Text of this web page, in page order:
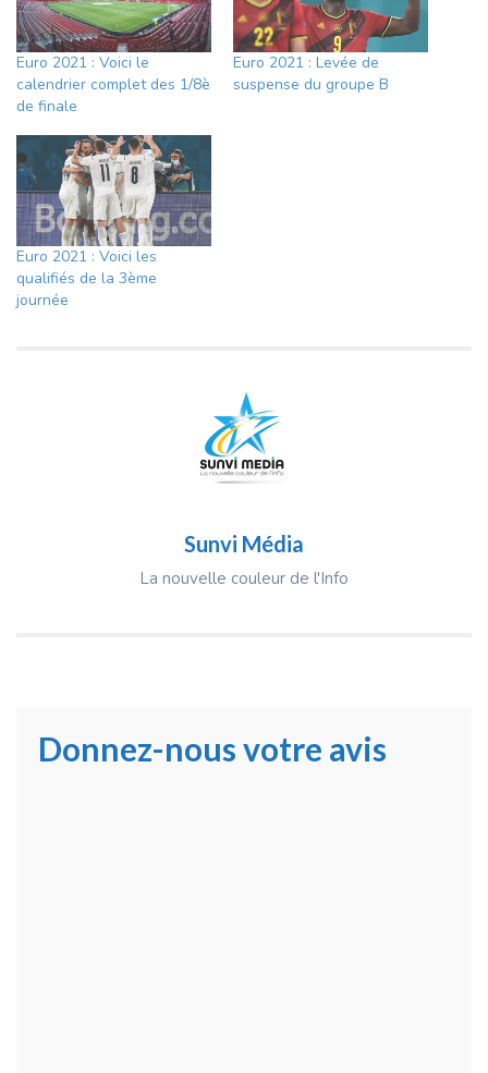
Euro 2021 : Voici le
calendrier complet des 1/8è
de finale
Euro 2021 : Levée de
suspense du groupe B
Euro 2021 : Voici les
qualifiés de la 3ème
journée
Sunvi Média
La nouvelle couleur de l'Info
Donnez-nous votre avis